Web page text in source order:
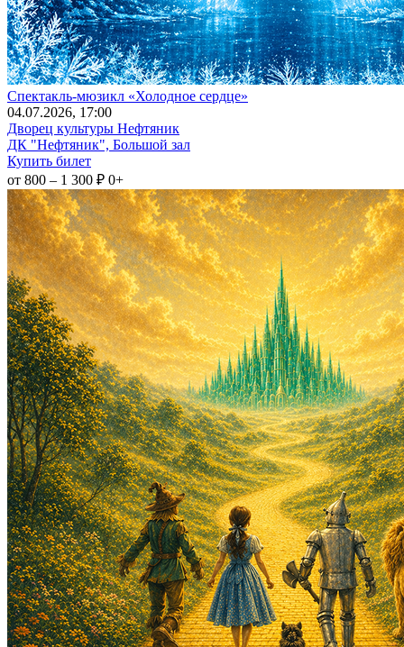
Спектакль-мюзикл «Холодное сердце»
04.07.2026, 17:00
Дворец культуры Нефтяник
ДК "Нефтяник", Большой зал
Купить билет
от 800 – 1 300 ₽ 0+